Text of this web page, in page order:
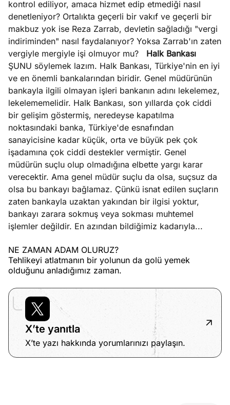
kontrol ediliyor, amaca hizmet edip etmediği nasıl
denetleniyor? Ortalıkta geçerli bir vakıf ve geçerli bir
makbuz yok ise Reza Zarrab, devletin sağladığı "vergi
indiriminden" nasıl faydalanıyor? Yoksa Zarrab'ın zaten
vergiyle mergiyle işi olmuyor mu? Halk Bankası
ŞUNU söylemek lazım. Halk Bankası, Türkiye'nin en iyi
ve en önemli bankalarından biridir. Genel müdürünün
bankayla ilgili olmayan işleri bankanın adını lekelemez,
lekelememelidir. Halk Bankası, son yıllarda çok ciddi
bir gelişim göstermiş, neredeyse kapatılma
noktasındaki banka, Türkiye'de esnafından
sanayicisine kadar küçük, orta ve büyük pek çok
işadamına çok ciddi destekler vermiştir. Genel
müdürün suçlu olup olmadığına elbette yargı karar
verecektir. Ama genel müdür suçlu da olsa, suçsuz da
olsa bu bankayı bağlamaz. Çünkü isnat edilen suçların
zaten bankayla uzaktan yakından bir ilgisi yoktur,
bankayı zarara sokmuş veya sokması muhtemel
işlemler değildir. En azından bildiğimiz kadarıyla...
NE ZAMAN ADAM OLURUZ?
Tehlikeyi atlatmanın bir yolunun da golü yemek
olduğunu anladığımız zaman.
X’te yanıtla
X’te yazı hakkında yorumlarınızı paylaşın.